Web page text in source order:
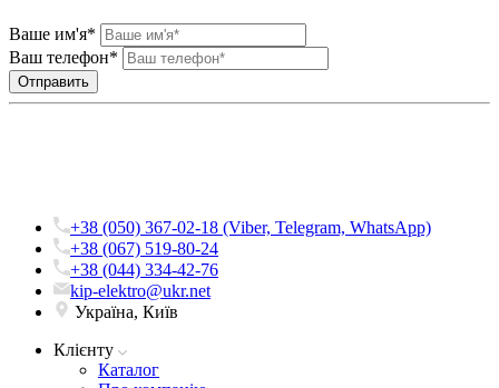
Ваше им'я*
Ваш телефон*
+38 (050) 367-02-18 (Viber, Telegram, WhatsApp)
+38 (067) 519-80-24
+38 (044) 334-42-76
kip-elektro@ukr.net
Україна, Київ
Клієнту
Каталог